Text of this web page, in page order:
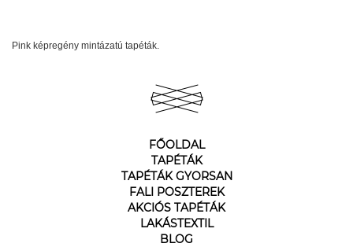
Pink képregény mintázatú tapéták.
FŐOLDAL
TAPÉTÁK
TAPÉTÁK GYORSAN
FALI POSZTEREK
AKCIÓS TAPÉTÁK
LAKÁSTEXTIL
BLOG